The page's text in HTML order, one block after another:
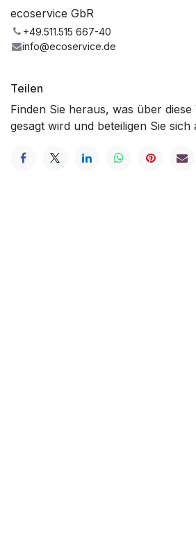
ecoservice GbR
+49.511.515 667-40
info@ecoservice.de
Teilen
Finden Sie heraus, was über
gesagt wird und beteiligen Sie sich